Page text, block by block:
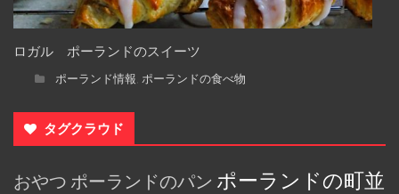
ロガル ポーランドのスイーツ
ポーランド情報, ポーランドの食べ物
タグクラウド
おやつ ポーランドのパン ポーランドの町並